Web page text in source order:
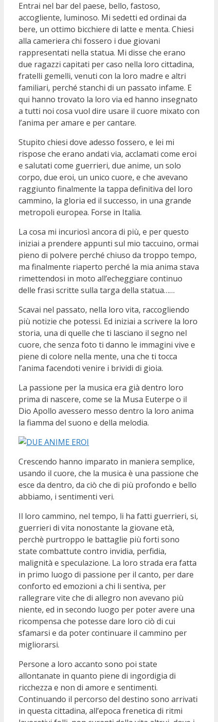
Entrai nel bar del paese, bello, fastoso,
accogliente, luminoso. Mi sedetti ed ordinai da
bere, un ottimo bicchiere di latte e menta. Chiesi
alla cameriera chi fossero i due giovani
rappresentati nella statua. Mi disse che erano
due ragazzi capitati per caso nella loro cittadina,
fratelli gemelli, venuti con la loro madre e altri
familiari, perché stanchi di un passato infame. E
qui hanno trovato la loro via ed hanno insegnato
a tutti noi cosa vuol dire usare il cuore mixato con
l’anima per amare e per cantare.
Stupito chiesi dove adesso fossero, e lei mi
rispose che erano andati via, acclamati come eroi
e salutati come guerrieri, due anime, un solo
corpo, due eroi, un unico cuore, e che avevano
raggiunto finalmente la tappa definitiva del loro
cammino, la gloria ed il successo, in una grande
metropoli europea. Forse in Italia.
La cosa mi incuriosì ancora di più, e per questo
iniziai a prendere appunti sul mio taccuino, ormai
pieno di polvere perché chiuso da troppo tempo,
ma finalmente riaperto perché la mia anima stava
rimettendosi in moto all’echeggiare continuo
delle frasi scritte sulla targa della statua……
Scavai nel passato, nella loro vita, raccogliendo
più notizie che potessi. Ed iniziai a scrivere la loro
storia, una di quelle che ti lasciano il segno nel
cuore, che senza foto ti danno le immagini vive e
piene di colore nella mente, una che ti tocca
l’anima facendoti venire i brividi di gioia.
La passione per la musica era già dentro loro
prima di nascere, come se la Musa Euterpe o il
Dio Apollo avessero messo dentro la loro anima
la fiamma del suono e della melodia.
Crescendo hanno imparato in maniera semplice,
usando il cuore, che la musica è una passione che
esce da dentro, da ciò che di più profondo e bello
abbiamo, i sentimenti veri.
Il loro cammino, nel tempo, li ha fatti guerrieri, si,
guerrieri di vita nonostante la giovane età,
perchè purtroppo le battaglie più forti sono
state combattute contro invidia, perfidia,
malignità e speculazione. La loro strada era fatta
in primo luogo di passione per il canto, per dare
conforto ed emozioni a chi li sentiva, per
rallegrare vite che di allegro non avevano più
niente, ed in secondo luogo per poter avere una
ricompensa che potesse dare loro ciò di cui
sfamarsi e da poter continuare il cammino per
migliorarsi.
Persone a loro accanto sono poi state
allontanate in quanto piene di ingordigia di
ricchezza e non di amore e sentimenti.
Continuando il percorso del destino sono arrivati
in questa cittadina, all’epoca frenetica di ritmi